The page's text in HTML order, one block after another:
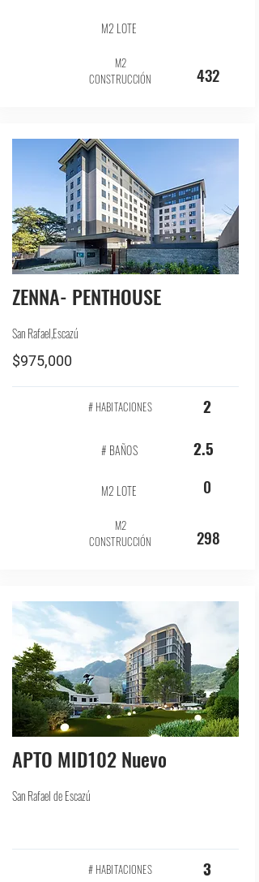
M2 LOTE
M2
CONSTRUCCIÓN
432
ZENNA- PENTHOUSE
San Rafael,Escazú
$975,000
# HABITACIONES 2
# BAÑOS 2.5
M2 LOTE 0
M2
CONSTRUCCIÓN
298
APTO MID102 Nuevo
San Rafael de Escazú
# HABITACIONES 3